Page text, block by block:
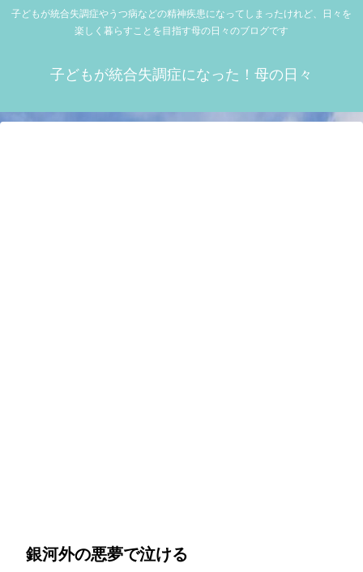
子どもが統合失調症やうつ病などの精神疾患になってしまったけれど、日々を
楽しく暮らすことを目指す母の日々のブログです
子どもが統合失調症になった！母の日々
銀河外の悪夢で泣ける